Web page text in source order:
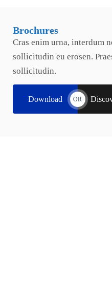
Brochures
Cras enim urna, interdum
sollicitudin eu erosen.
sollicitudin.
Download OR